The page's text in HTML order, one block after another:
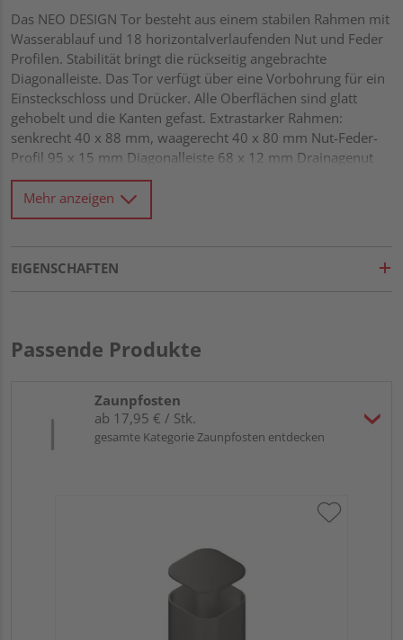
Das NEO DESIGN Tor besteht aus einem stabilen Rahmen mit
Wasserablauf und 18 horizontalverlaufenden Nut und Feder
Profilen. Stabilität bringt die rückseitig angebrachte
Diagonalleiste. Das Tor verfügt über eine Vorbohrung für ein
Einsteckschloss und Drücker. Alle Oberflächen sind glatt
gehobelt und die Kanten gefast. Extrastarker Rahmen:
senkrecht 40 x 88 mm, waagerecht 40 x 80 mm Nut-Feder-
Profil 95 x 15 mm Diagonalleiste 68 x 12 mm Drainagenut
und Wasserablauflöcher im Rahmen Alle Verbindungen aus
Edelstahl
Mehr anzeigen
EIGENSCHAFTEN
Passende Produkte
Zaunpfosten
ab 17,95 € / Stk.
gesamte Kategorie Zaunpfosten entdecken